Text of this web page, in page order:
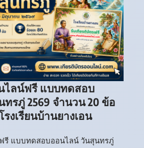
ไลน์ฟรี แบบทดสอบ
รภู่ 2569 จำนวน 20 ข้อ
งเรียนบ้านยางเอน
รี แบบทดสอบออนไลน์ วันสุนทรภู่